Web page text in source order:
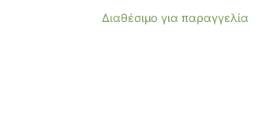
Διαθέσιμο για παραγγελία